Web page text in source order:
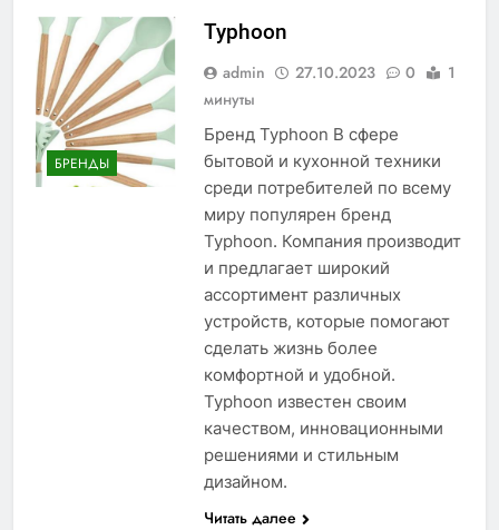
БРЕНДЫ
Typhoon
admin 27.10.2023 0
1
минуты
Бренд Typhoon В сфере
бытовой и кухонной техники
среди потребителей по всему
миру популярен бренд
Typhoon. Компания производит
и предлагает широкий
ассортимент различных
устройств, которые помогают
сделать жизнь более
комфортной и удобной.
Typhoon известен своим
качеством, инновационными
решениями и стильным
дизайном.
Читать далее